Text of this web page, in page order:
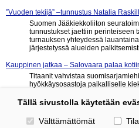
”Vuoden tekijä” –tunnustus Natalia
Suomen Jääkiekkoliiton
tunnustukset jaettiin perinteiseen
turnauksen yhteydessä
järjestetyssä alueiden
Kauppinen jatkaa – Salovaara palaa
Titaanit vahvistaa
hyökkäysosastoja paikalliselle
seuraavat 10 »
Tällä sivustolla käytetään
Valitse käytettävät evästeet
Välttämättömät